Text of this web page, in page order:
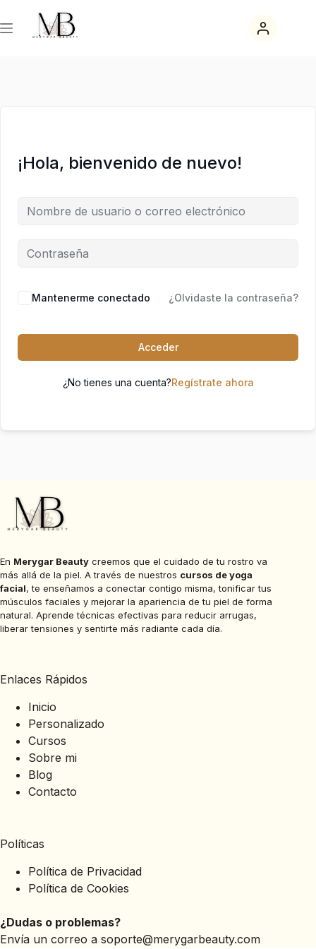
al
contenido
al
contenido
¡Hola, bienvenido de nuevo!
Mantenerme conectado ¿Olvidaste la contraseña?
Acceder
¿No tienes una cuenta?Regístrate ahora
En Merygar Beauty creemos que el cuidado de tu rostro va
más allá de la piel. A través de nuestros cursos de yoga
facial, te enseñamos a conectar contigo misma, tonificar tus
músculos faciales y mejorar la apariencia de tu piel de forma
natural. Aprende técnicas efectivas para reducir arrugas,
liberar tensiones y sentirte más radiante cada día.
Enlaces Rápidos
Inicio
Personalizado
Cursos
Sobre mi
Blog
Contacto
Políticas
Política de Privacidad
Política de Cookies
¿Dudas o problemas?
Envía un correo a soporte@merygarbeauty.com